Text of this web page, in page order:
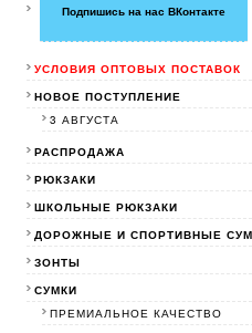
Подпишись на нас ВКонтакте
УСЛОВИЯ ОПТОВЫХ ПОСТАВОК
НОВОЕ ПОСТУПЛЕНИЕ
3 АВГУСТА
РАСПРОДАЖА
РЮКЗАКИ
ШКОЛЬНЫЕ РЮКЗАКИ
ДОРОЖНЫЕ И СПОРТИВНЫЕ
ЗОНТЫ
СУМКИ
ПРЕМИАЛЬНОЕ КАЧЕСТВО